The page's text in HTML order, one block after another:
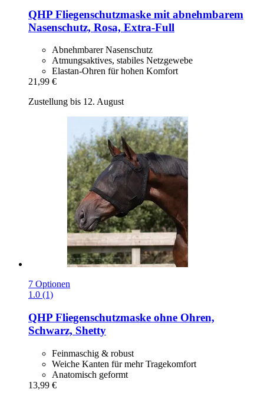
QHP Fliegenschutzmaske mit abnehmbarem
Nasenschutz, Rosa, Extra-​Full
Abnehmbarer Nasenschutz
Atmungsaktives, stabiles Netzgewebe
Elastan-Ohren für hohen Komfort
21,99 €
Zustellung bis 12. August
7 Optionen
1.0 (1)
QHP Fliegenschutzmaske ohne Ohren,
Schwarz, Shetty
Feinmaschig & robust
Weiche Kanten für mehr Tragekomfort
Anatomisch geformt
13,99 €